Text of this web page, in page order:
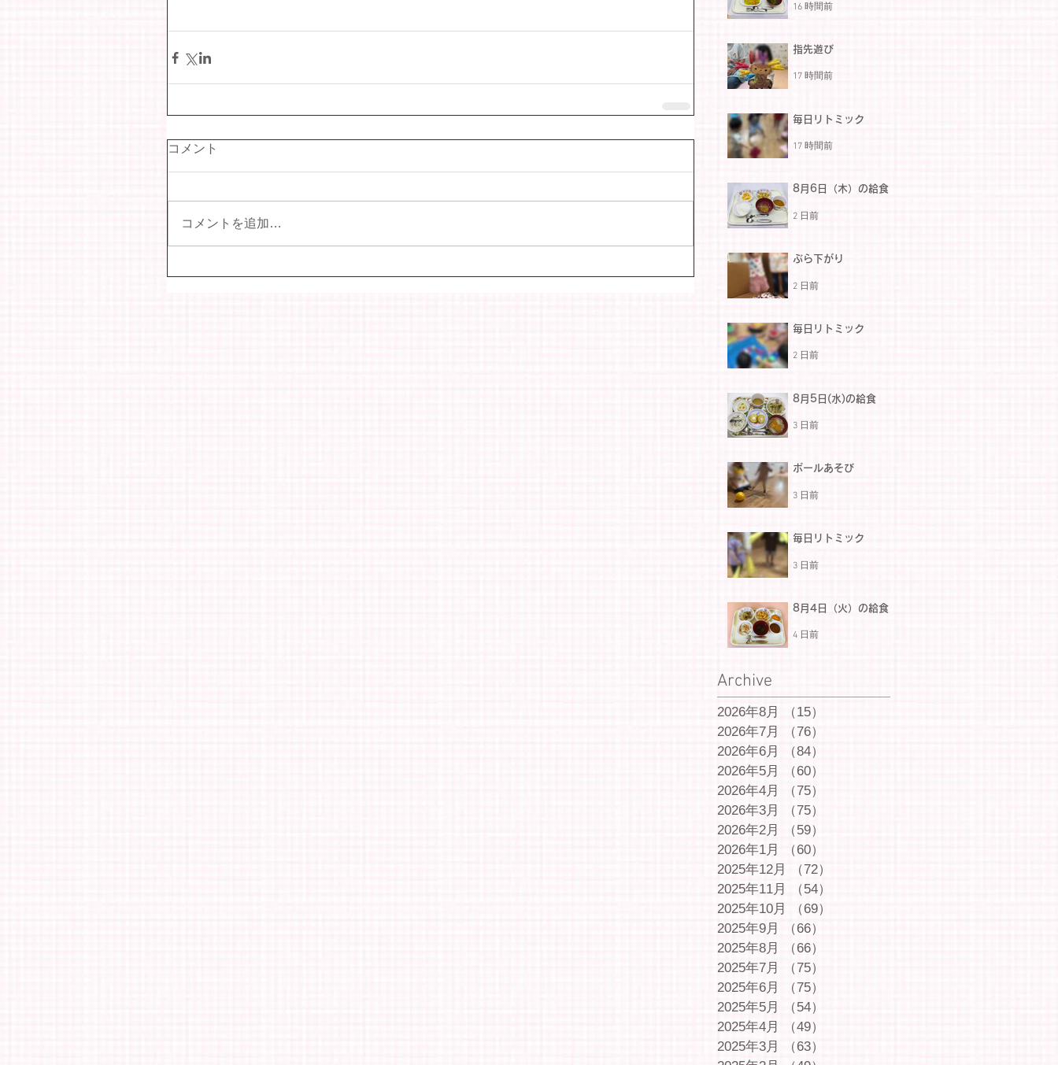
コメント
コメントを追加…
16 時間前
指先遊び
17 時間前
毎日リトミック
17 時間前
8月6日（木）の給食
2 日前
ぶら下がり
2 日前
毎日リトミック
2 日前
8月5日(水)の給食
3 日前
ボールあそび
3 日前
毎日リトミック
3 日前
8月4日（火）の給食
4 日前
Archive
2026年8月 （15）
2026年7月
（76）
2026年6月
（84）
2026年5月
（60）
2026年4月
（75）
2026年3月
（75）
2026年2月
（59）
2026年1月
（60）
2025年12月
（72）
2025年11月
（54）
2025年10月
（69）
2025年9月
（66）
2025年8月
（66）
2025年7月
（75）
2025年6月
（75）
2025年5月
（54）
2025年4月
（49）
2025年3月
（63）